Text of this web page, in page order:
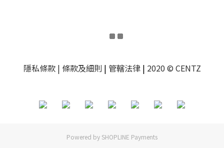
隱私條款| 條款及細則 | 管轄法律| 2020 © CENTZ
Powered by SHOPLINE Payments